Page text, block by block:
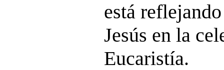
está
Jesús en la
Eucaristía.